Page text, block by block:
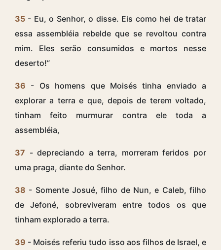
35 - Eu, o Senhor, o disse. Eis como hei de tratar
essa assembléia rebelde que se revoltou contra
mim. Eles serão consumidos e mortos nesse
deserto!”
36 - Os homens que Moisés tinha enviado a
explorar a terra e que, depois de terem voltado,
tinham feito murmurar contra ele toda a
assembléia,
37 - depreciando a terra, morreram feridos por
uma praga, diante do Senhor.
38 - Somente Josué, filho de Nun, e Caleb, filho
de Jefoné, sobreviveram entre todos os que
tinham explorado a terra.
39 - Moisés referiu tudo isso aos filhos de Israel, e